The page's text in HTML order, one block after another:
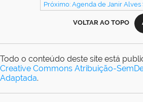
Próximo: Agenda de Janir
VOLTAR AO TOPO
Todo o conteúdo deste site está
Creative Commons Atribuição-
Adaptada.